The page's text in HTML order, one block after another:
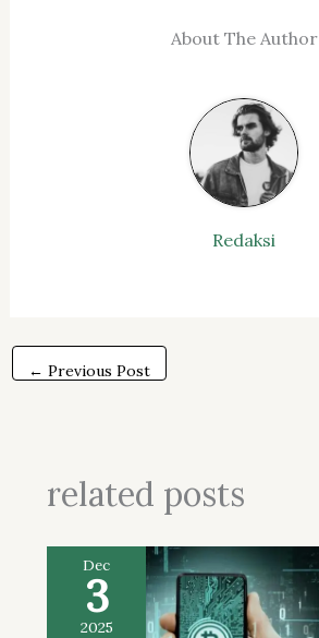
About The Author
Redaksi
← Previous Post
related posts
Dec
3
2025